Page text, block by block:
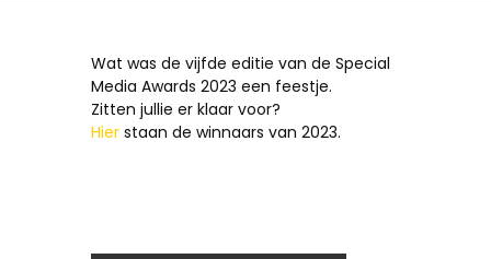
Wat was de vijfde editie van de Special
Media Awards 2023 een feestje.
Zitten jullie er klaar voor?
Hier staan de winnaars van 2023.